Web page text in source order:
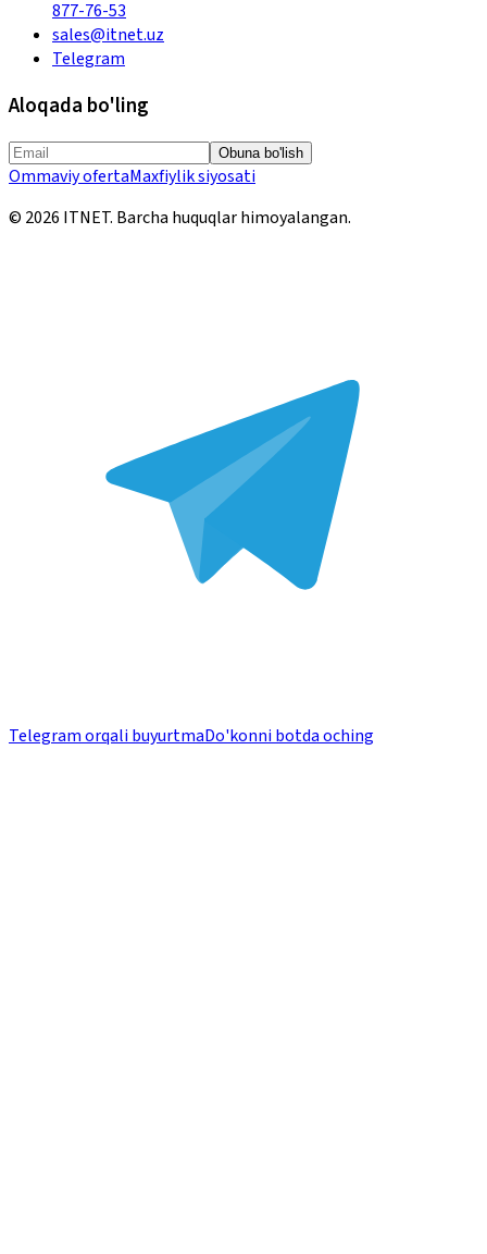
877-76-53
sales@itnet.uz
Telegram
Aloqada bo'ling
Obuna bo'lish
Ommaviy ofertaMaxfiylik siyosati
© 2026 ITNET. Barcha huquqlar himoyalangan.
Telegram orqali buyurtmaDo'konni botda oching